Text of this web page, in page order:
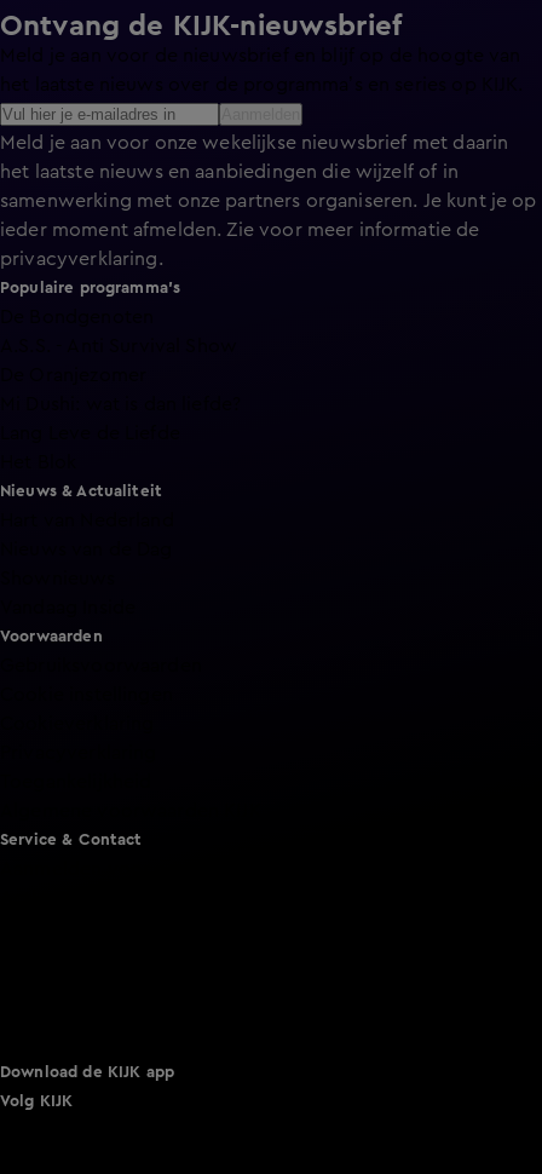
Ontvang de KIJK-nieuwsbrief
Meld je aan voor onze wekelijkse nieuwsbrief met daarin
het laatste nieuws en aanbiedingen die wijzelf of in
samenwerking met onze partners organiseren. Je kunt je op
ieder moment afmelden. Zie voor meer informatie de
privacyverklaring.
Populaire programma's
Nieuws & Actualiteit
Voorwaarden
Service & Contact
Download de KIJK app
Volg KIJK